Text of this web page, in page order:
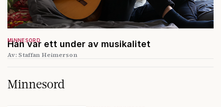
Han var ett under av musikalitet
MINNESORD
Av: Staffan Heimerson
Minnesord